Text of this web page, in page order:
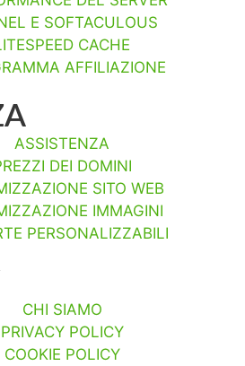
E SOFTACULOUS
CACHE
AFFILIAZIONE
ASSISTENZA
DEI DOMINI
SITO WEB
IMMAGINI
PERSONALIZZABILI
CHI SIAMO
PRIVACY POLICY
COOKIE POLICY